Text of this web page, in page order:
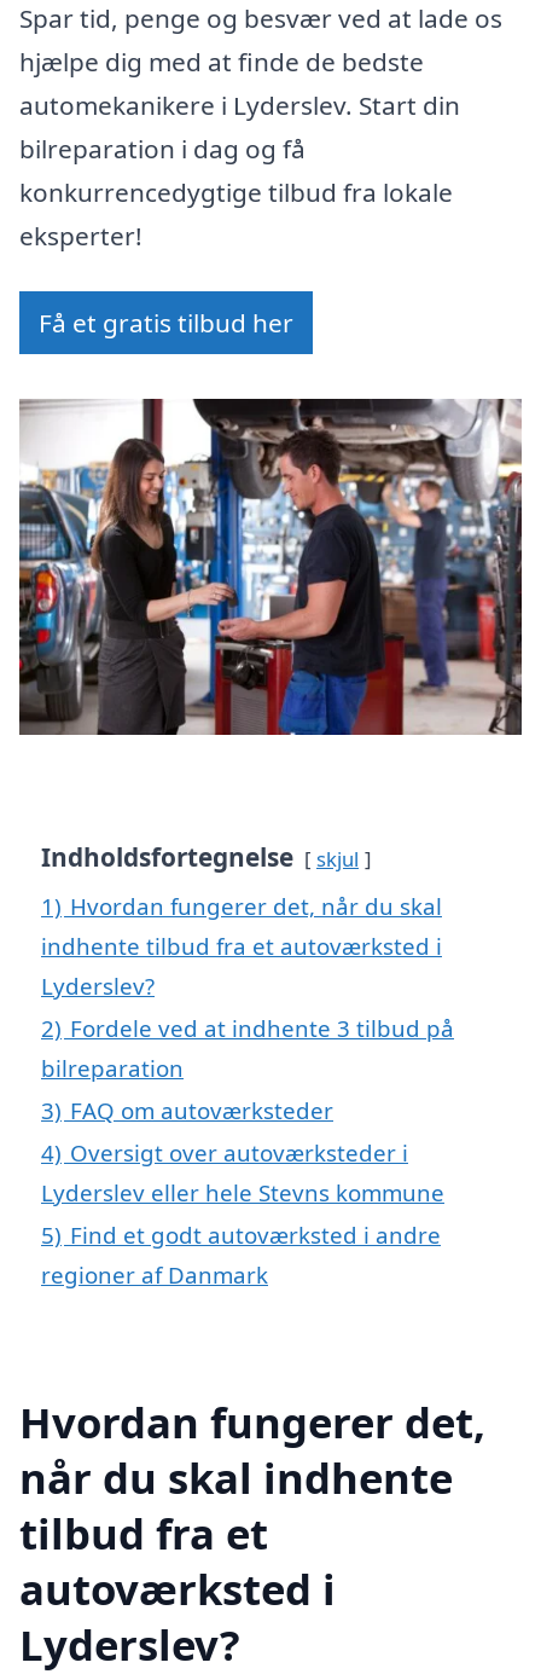
Spar tid, penge og besvær ved at lade os
hjælpe dig med at finde de bedste
automekanikere i Lyderslev. Start din
bilreparation i dag og få
konkurrencedygtige tilbud fra lokale
eksperter!
Få et gratis tilbud her
Indholdsfortegnelse skjul
1) Hvordan fungerer det, når du skal
indhente tilbud fra et autoværksted i
Lyderslev?
2) Fordele ved at indhente 3 tilbud på
bilreparation
3) FAQ om autoværksteder
4) Oversigt over autoværksteder i
Lyderslev eller hele Stevns kommune
5) Find et godt autoværksted i andre
regioner af Danmark
Hvordan fungerer det,
når du skal indhente
tilbud fra et
autoværksted i
Lyderslev?